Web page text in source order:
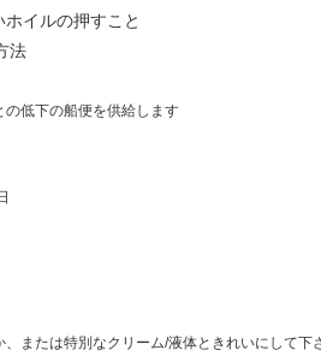
イルの押すこと
法
低下の船便を供給します
または特別なクリーム/液体ときれいにして下